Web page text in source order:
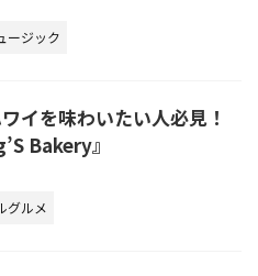
ージック
イを味わいたい人必見！
Bakery』
グルメ